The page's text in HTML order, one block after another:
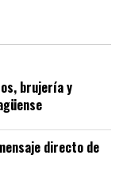
brujería y
directo de